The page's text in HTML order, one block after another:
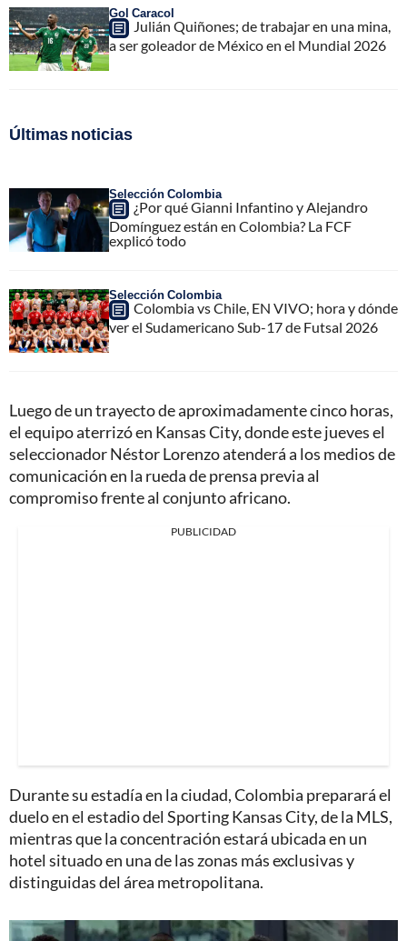
Gol Caracol
Julián Quiñones; de trabajar en una mina,
a ser goleador de México en el Mundial 2026
Últimas noticias
Selección Colombia
¿Por qué Gianni Infantino y Alejandro
Domínguez están en Colombia? La FCF
explicó todo
Selección Colombia
Colombia vs Chile, EN VIVO; hora y dónde
ver el Sudamericano Sub-17 de Futsal 2026
Luego de un trayecto de aproximadamente cinco horas,
el equipo aterrizó en Kansas City, donde este jueves el
seleccionador Néstor Lorenzo atenderá a los medios de
comunicación en la rueda de prensa previa al
compromiso frente al conjunto africano.
PUBLICIDAD
Durante su estadía en la ciudad, Colombia preparará el
duelo en el estadio del Sporting Kansas City, de la MLS,
mientras que la concentración estará ubicada en un
hotel situado en una de las zonas más exclusivas y
distinguidas del área metropolitana.